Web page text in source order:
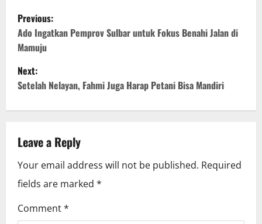
P
o
s
t
n
a
v
i
g
Previous:
Ado Ingatkan Pemprov Sulbar untuk Fokus Benahi Jalan di
Mamuju
Next:
Setelah Nelayan, Fahmi Juga Harap Petani Bisa Mandiri
Leave a Reply
Your email address will not be published. Required
fields are marked *
Comment*